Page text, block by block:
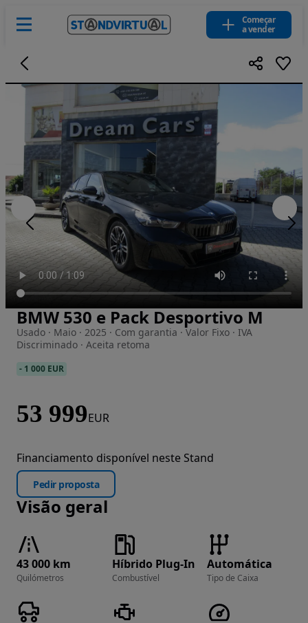
Começar
a vender
Imagem 1 de 32
BMW 530 e Pack Desportivo M
Usado · Maio · 2025 · Com garantia · Valor Fixo · IVA
Discriminado · Aceita retoma
- 1 000 EUR
53 999EUR
Financiamento disponível neste Stand
Pedir proposta
Visão geral
43 000 km
Quilómetros
Híbrido Plug-In
Combustível
Automática
Tipo de Caixa